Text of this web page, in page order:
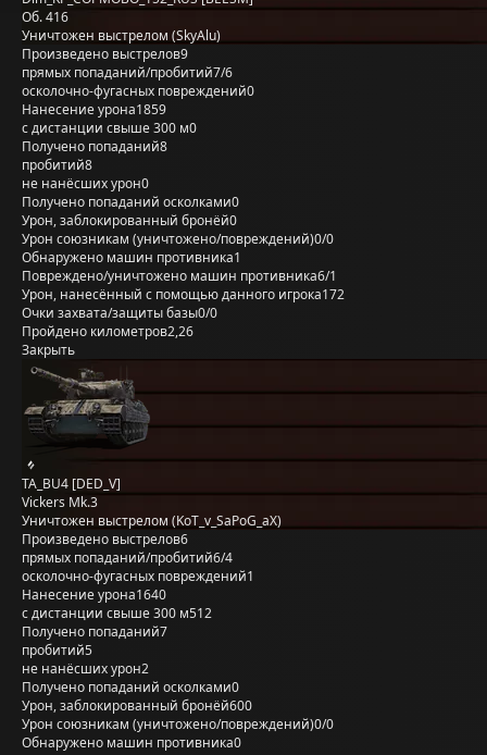
Об. 416
Уничтожен выстрелом (SkyAlu)
Произведено выстрелов9
прямых попаданий/пробитий7/6
осколочно-фугасных повреждений0
Нанесение урона1859
с дистанции свыше 300 м0
Получено попаданий8
пробитий8
не нанёсших урон0
Получено попаданий осколками0
Урон, заблокированный бронёй0
Урон союзникам (уничтожено/повреждений)0/0
Обнаружено машин противника1
Повреждено/уничтожено машин противника6/1
Урон, нанесённый с помощью данного игрока172
Очки захвата/защиты базы0/0
Пройдено километров2,26
Закрыть
TA_BU4 [DED_V]
Vickers Mk.3
Уничтожен выстрелом (KoT_v_SaPoG_aX)
Произведено выстрелов6
прямых попаданий/пробитий6/4
осколочно-фугасных повреждений1
Нанесение урона1640
с дистанции свыше 300 м512
Получено попаданий7
пробитий5
не нанёсших урон2
Получено попаданий осколками0
Урон, заблокированный бронёй600
Урон союзникам (уничтожено/повреждений)0/0
Обнаружено машин противника0